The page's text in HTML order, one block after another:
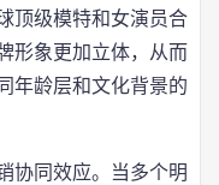
顶级模特和女演员合
形象更加立体，从而
年龄层和文化背景的
协同效应。当多个明